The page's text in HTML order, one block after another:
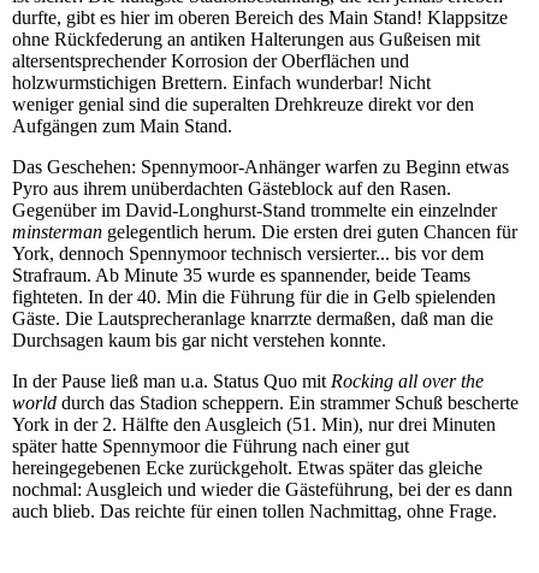
durfte, gibt es hier im oberen Bereich des Main Stand! Klappsitze
ohne Rückfederung an antiken Halterungen aus Gußeisen mit
altersentsprechender Korrosion der Oberflächen und
holzwurmstichigen Brettern. Einfach wunderbar! Nicht
weniger genial sind die superalten Drehkreuze direkt vor den
Aufgängen zum Main Stand.
Das Geschehen: Spennymoor-Anhänger warfen zu Beginn etwas
Pyro aus ihrem unüberdachten Gästeblock auf den Rasen.
Gegenüber im David-Longhurst-Stand trommelte ein einzelnder
minsterman gelegentlich herum. Die ersten drei guten Chancen für
York, dennoch Spennymoor technisch versierter... bis vor dem
Strafraum. Ab Minute 35 wurde es spannender, beide Teams
fighteten. In der 40. Min die Führung für die in Gelb spielenden
Gäste. Die Lautsprecheranlage knarrzte dermaßen, daß man die
Durchsagen kaum bis gar nicht verstehen konnte.
In der Pause ließ man u.a. Status Quo mit Rocking all over the
world durch das Stadion scheppern. Ein strammer Schuß bescherte
York in der 2. Hälfte den Ausgleich (51. Min), nur drei Minuten
später hatte Spennymoor die Führung nach einer gut
hereingegebenen Ecke zurückgeholt. Etwas später das gleiche
nochmal: Ausgleich und wieder die Gästeführung, bei der es dann
auch blieb. Das reichte für einen tollen Nachmittag, ohne Frage.